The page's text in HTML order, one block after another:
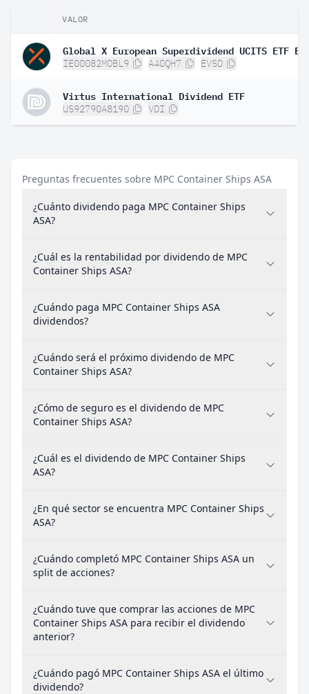
VALOR
IE00082MOBL9 A40QH7 EVSD
Virtus International Dividend ETF
US92790A8190 VDI
Preguntas frecuentes sobre MPC Container Ships ASA
¿Cuánto dividendo paga MPC Container Ships
ASA?
¿Cuál es la rentabilidad por dividendo de MPC
Container Ships ASA?
¿Cuándo paga MPC Container Ships ASA
dividendos?
¿Cuándo será el próximo dividendo de MPC
Container Ships ASA?
¿Cómo de seguro es el dividendo de MPC
Container Ships ASA?
¿Cuál es el dividendo de MPC Container Ships
ASA?
¿En qué sector se encuentra MPC Container Ships
ASA?
¿Cuándo completó MPC Container Ships ASA un
split de acciones?
¿Cuándo tuve que comprar las acciones de MPC
Container Ships ASA para recibir el dividendo
anterior?
¿Cuándo pagó MPC Container Ships ASA el último
dividendo?